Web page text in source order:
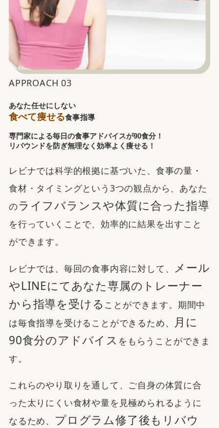
APPROACH 03
あなた任せにしない
食べて痩せる食事指導
専門家による毎日の食事アドバイスが90食分！
リバウンドを防ぎ無理なく効率よく痩せる！
レビナでは科学的根拠に基づいた、食事の量・
食材・タイミングという3つの観点から、あなた
のライフバランスや体質に合った指導
を行っていくことで、効率的に結果を出すこと
ができます。
レビナでは、毎回の食事内容に対して、
メール
やLINEにてあなた専属のトレーナー
から指導を受ける ことができます。期間中
は毎食指導を受けることができるため、
月に
90食分のアドバイス をもらうことができま
す。
これらのやり取りを通して、ご自身の体質に合
った太りにくい食材や量を見極められるように
なるため、 プログラム修了後もリバウ